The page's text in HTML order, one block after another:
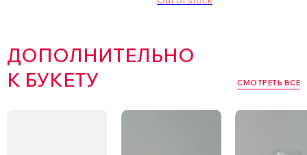
ДОПОЛНИТЕЛЬНО
К БУКЕТУ
СМОТРЕТЬ ВСЕ